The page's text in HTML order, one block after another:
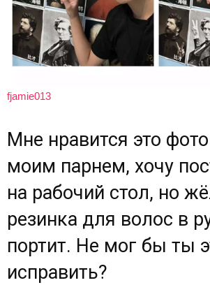
fjamie013
Мне нравится это
моим парнем, хочу
на рабочий стол, но
резинка для волос в
портит. Не мог бы ты
исправить?